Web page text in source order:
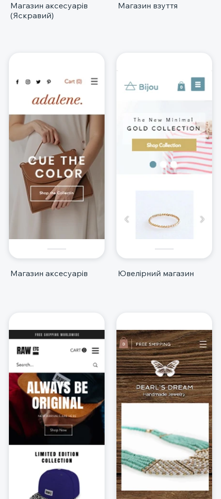
Магазин аксесуарів
(Яскравий)
Магазин взуття
Магазин аксесуарів Ювелірний магазин